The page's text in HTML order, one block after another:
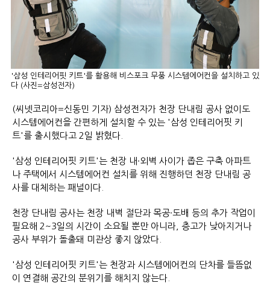
'삼성 인테리어핏 키트'를 활용해 비스포크 무풍 시스템에어컨을 설치하고 있
다 (사진=삼성전자)
(씨넷코리아=신동민 기자) 삼성전자가 천장 단내림 공사 없이도
시스템에어컨을 간편하게 설치할 수 있는 '삼성 인테리어핏 키
트'를 출시했다고 2일 밝혔다.
'삼성 인테리어핏 키트'는 천장 내∙외벽 사이가 좁은 구축 아파트
나 주택에서 시스템에어컨 설치를 위해 진행하던 천장 단내림 공
사를 대체하는 패널이다.
천장 단내림 공사는 천장 내벽 절단과 목공∙도배 등의 추가 작업이
필요해 2~3일의 시간이 소요될 뿐만 아니라, 층고가 낮아지거나
공사 부위가 돌출돼 미관상 좋지 않았다.
'삼성 인테리어핏 키트'는 천장과 시스템에어컨의 단차를 들뜸없
이 연결해 공간의 분위기를 해치지 않는다.